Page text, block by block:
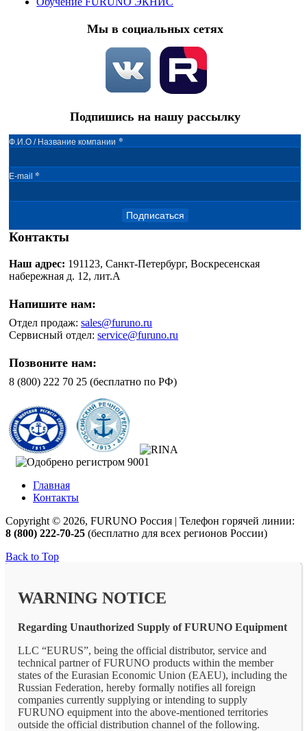
Мы в социальных сетях
Подпишись на нашу рассылку
Ф.И.О / Название компании *
E-mail *
Подписаться
Контакты
Наш адрес: 191123, Санкт-Петербург, Воскресенская
набережная д. 12, лит.А
Напишите нам:
Отдел продаж:sales@furuno.ru
Сервисный отдел:service@furuno.ru
Позвоните нам:
8 (800) 222 70 25 (бесплатно по РФ)
Главная
Контакты
Copyright © 2026, FURUNO Россия | Телефон горячей линии:
8 (800) 222-70-25 (бесплатно для всех регионов России)
Back to Top
WARNING NOTICE
Regarding Unauthorized Supply of FURUNO Equipment
LLC “EURUS”, being the official distributor, service and
technical partner of FURUNO products within the member
states of the Eurasian Economic Union (EAEU), including the
Russian Federation, hereby formally notifies all foreign
companies currently supplying or intending to supply
FURUNO equipment into the above-mentioned territories
outside the official distribution channel of the following.